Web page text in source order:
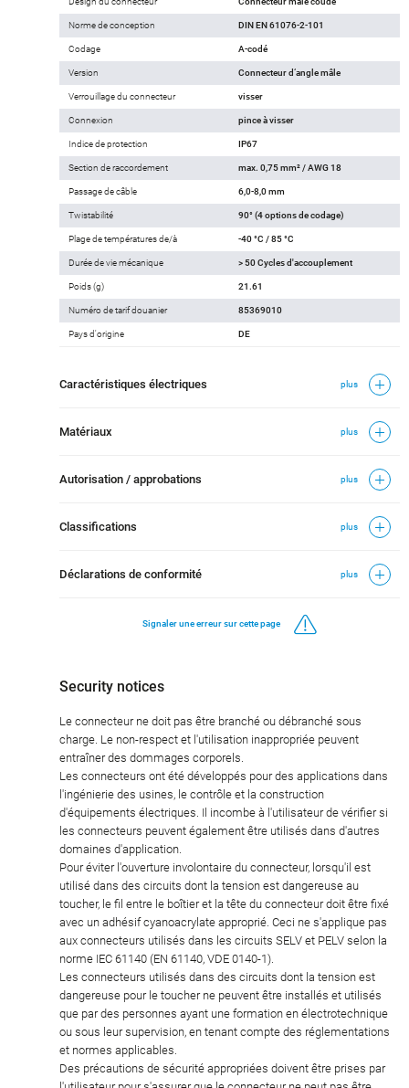
Norme de conception DIN EN 61076-2-101
Codage A-codé
Version Connecteur d‘angle mâle
Verrouillage du connecteur visser
Connexion pince à visser
Indice de protection IP67
Section de raccordement max. 0,75 mm² / AWG 18
Passage de câble 6,0-8,0 mm
Twistabilité 90° (4 options de codage)
Plage de températures de/à -40 °C / 85 °C
Durée de vie mécanique > 50 Cycles d'accouplement
Poids (g) 21.61
Numéro de tarif douanier 85369010
Pays d'origine DE
Caractéristiques électriques plus
Matériaux plus
Autorisation / approbations plus
Classifications plus
Déclarations de conformité plus
Signaler une erreur sur cette page
Security notices
Le connecteur ne doit pas être branché ou débranché sous
charge. Le non-respect et l'utilisation inappropriée peuvent
entraîner des dommages corporels.
Les connecteurs ont été développés pour des applications dans
l'ingénierie des usines, le contrôle et la construction
d'équipements électriques. Il incombe à l'utilisateur de vérifier si
les connecteurs peuvent également être utilisés dans d'autres
domaines d'application.
Pour éviter l'ouverture involontaire du connecteur, lorsqu'il est
utilisé dans des circuits dont la tension est dangereuse au
toucher, le fil entre le boîtier et la tête du connecteur doit être fixé
avec un adhésif cyanoacrylate approprié. Ceci ne s'applique pas
aux connecteurs utilisés dans les circuits SELV et PELV selon la
norme IEC 61140 (EN 61140, VDE 0140-1).
Les connecteurs utilisés dans des circuits dont la tension est
dangereuse pour le toucher ne peuvent être installés et utilisés
que par des personnes ayant une formation en électrotechnique
ou sous leur supervision, en tenant compte des réglementations
et normes applicables.
Des précautions de sécurité appropriées doivent être prises par